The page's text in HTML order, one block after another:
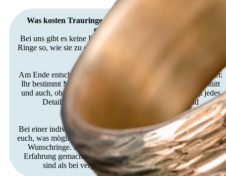
Was kosten Trauringe in der Hobbygoldschmiede? Das
entscheidet Ihr!
Bei uns gibt es keine Preise „von der Stange“. Ihr gestaltet eure
Ringe so, wie sie zu euch passen – und bestimmt damit auch den
Am Ende entscheidet ihr selbst, wie viel ihr investieren möchtet:
Ihr bestimmt Material, Goldqualität, Breite, Dicke, Querschnitt
und auch, ob Brillanten eingesetzt werden sollen. Ihr legt jedes
Detail selbst fest und steuert so den Material- und
Bei einer individuellen Beratung in unserer Werkstatt zeigen wir
euch, was möglich ist, und berechnen gemeinsam den Preis eurer
Wunschringe. In über 35 Jahren Kursbetrieb haben wir die
Erfahrung gemacht das unsere Preise meist deutlich niedriger
sind als bei vergleichbaren Ringen vom Juwelier.